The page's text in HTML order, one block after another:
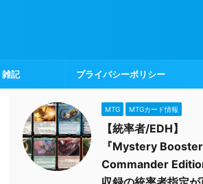
雑記 プライバシーポリシー
MTG MTGカード情報
【統率者/EDH】
『Mystery Booster
Commander